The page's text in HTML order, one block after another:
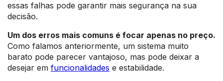
essas falhas pode garantir mais segurança na sua
decisão.
Um dos erros mais comuns é focar apenas no preço.
Como falamos anteriormente, um sistema muito
barato pode parecer vantajoso, mas pode deixar a
desejar em funcionalidades e estabilidade.